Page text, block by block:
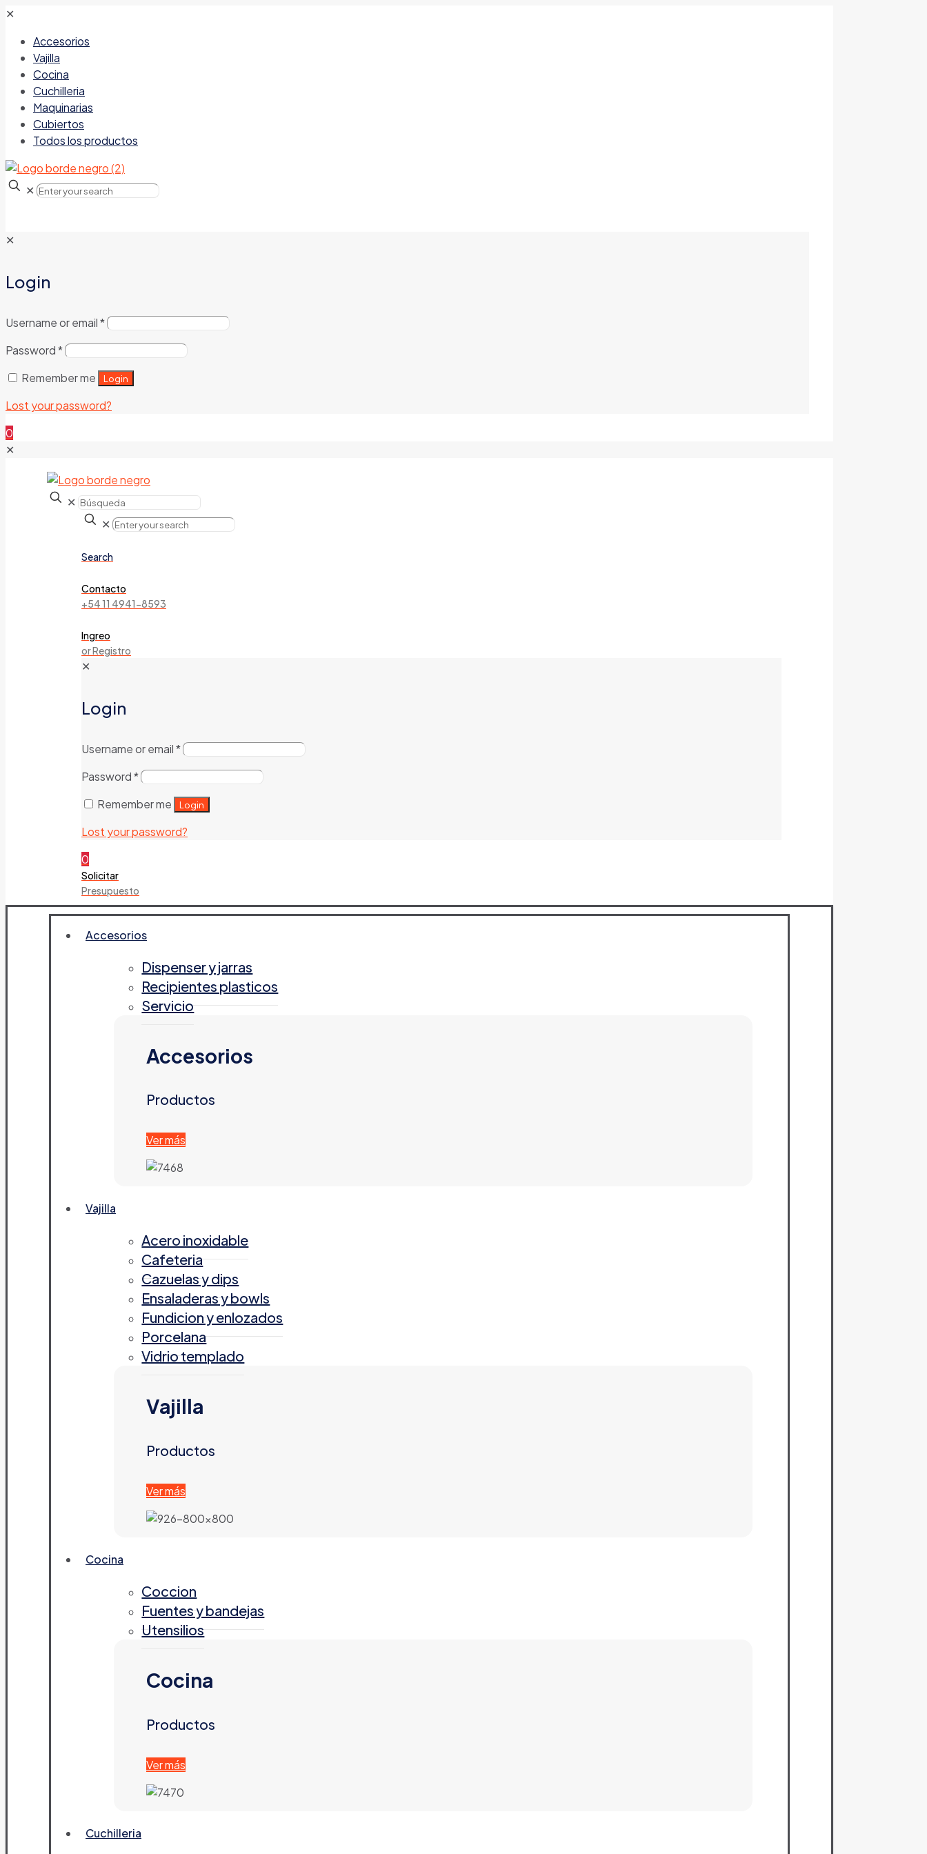
✕
Accesorios
Vajilla
Cocina
Cuchilleria
Maquinarias
Cubiertos
Todos los productos
✕
✕
Login
Username or email*
Password*
Remember me
Login
Lost your password?
0
✕
✕
✕
Search
Contacto
+54 11 4941-8593
Ingreo
or Registro
✕
Login
Username or email*
Password*
Remember me
Login
Lost your password?
0
Solicitar
Presupuesto
Accesorios
Dispenser y jarras
Recipientes plasticos
Servicio
Accesorios
Productos
Ver más
Vajilla
Acero inoxidable
Cafeteria
Cazuelas y dips
Ensaladeras y bowls
Fundicion y enlozados
Porcelana
Vidrio templado
Vajilla
Productos
Ver más
Cocina
Coccion
Fuentes y bandejas
Utensilios
Cocina
Productos
Ver más
Cuchilleria